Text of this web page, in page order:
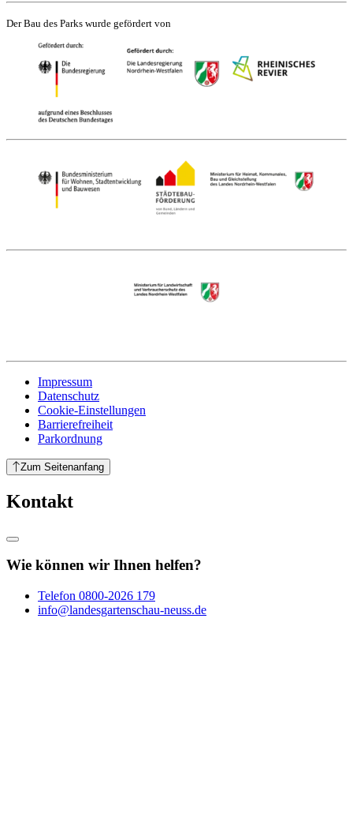
Der Bau des Parks wurde gefördert von
Impressum
Datenschutz
Cookie-Einstellungen
Barrierefreiheit
Parkordnung
Zum Seitenanfang
Kontakt
Wie können wir Ihnen helfen?
Telefon 0800-2026 179
info@landesgartenschau-neuss.de